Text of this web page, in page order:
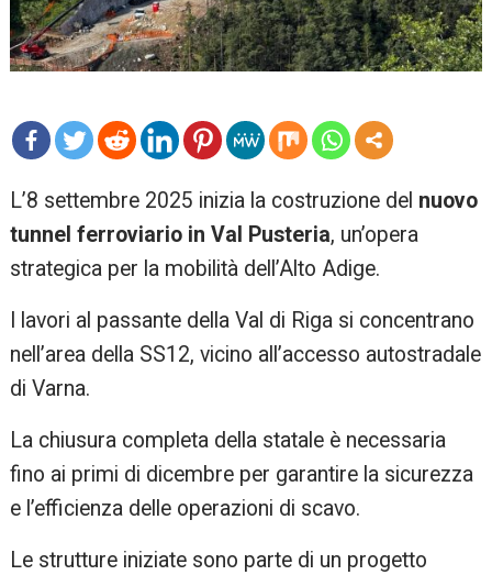
re
L’8 settembre 2025 inizia la costruzione del nuovo
tunnel ferroviario in Val Pusteria, un’opera
strategica per la mobilità dell’Alto Adige.
I lavori al passante della Val di Riga si concentrano
nell’area della SS12, vicino all’accesso autostradale
di Varna.
La chiusura completa della statale è necessaria
fino ai primi di dicembre per garantire la sicurezza
e l’efficienza delle operazioni di scavo.
Le strutture iniziate sono parte di un progetto